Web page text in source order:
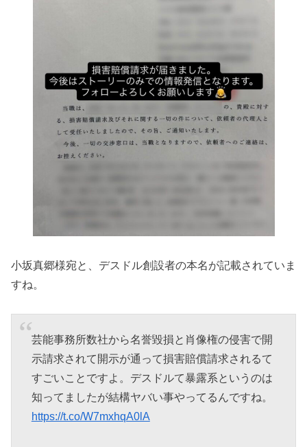
小坂真郷様宛と、デスドル創設者の本名が記載されていま
すね。
芸能事務所数社から名誉毀損と肖像権の侵害で開
示請求されて開示が通って損害賠償請求されるて
すごいことですよ。デスドルて暴露系というのは
知ってましたが結構ヤバい事やってるんですね。
https://t.co/W7mxhqA0lA